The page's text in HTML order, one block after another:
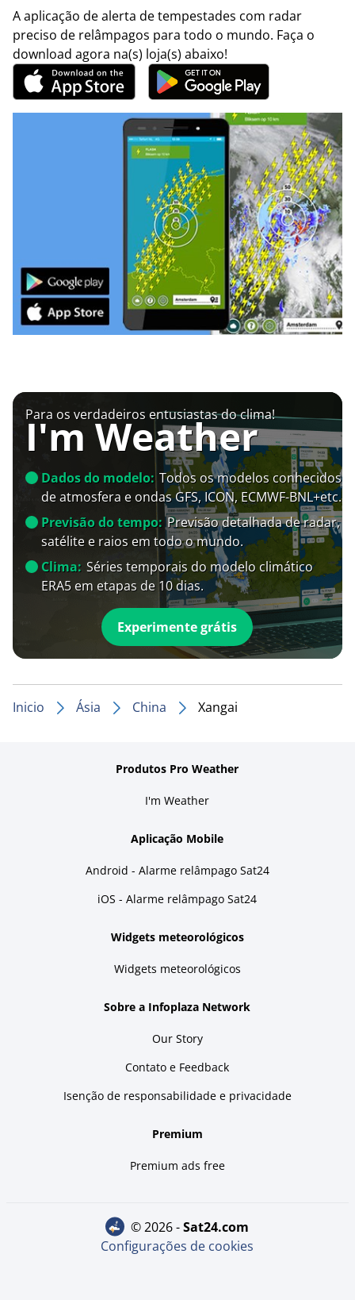
A aplicação de alerta de tempestades com radar
preciso de relâmpagos para todo o mundo. Faça o
download agora na(s) loja(s) abaixo!
Para os verdadeiros entusiastas do clima!
I'm Weather
Dados do modelo: Todos os modelos conhecidos
de atmosfera e ondas GFS, ICON, ECMWF-BNL+etc.
Previsão do tempo: Previsão detalhada de radar,
satélite e raios em todo o mundo.
Clima: Séries temporais do modelo climático
ERA5 em etapas de 10 dias.
Experimente grátis
Inicio Ásia China Xangai
Produtos Pro Weather
I'm Weather
Aplicação Mobile
Android - Alarme relâmpago Sat24
iOS - Alarme relâmpago Sat24
Widgets meteorológicos
Widgets meteorológicos
Sobre a Infoplaza Network
Our Story
Contato e Feedback
Isenção de responsabilidade e privacidade
Premium
Premium ads free
© 2026 - sat24.com
Configurações de cookies